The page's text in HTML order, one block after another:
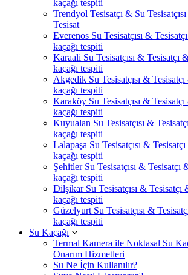
kaçağı tespiti
Trendyol Tesisatçı & Su
Tesisat
Everenos Su Tesisatçısı &
kaçağı tespiti
Karaali Su Tesisatçısı & Tesisatçı
kaçağı tespiti
Akgedik Su Tesisatçısı &
kaçağı tespiti
Karaköy Su Tesisatçısı &
kaçağı tespiti
Kuyualan Su Tesisatçısı &
kaçağı tespiti
Lalapaşa Su Tesisatçısı &
kaçağı tespiti
Şehitler Su Tesisatçısı & Tesisatçı
kaçağı tespiti
Dilşikar Su Tesisatçısı &
kaçağı tespiti
Güzelyurt Su Tesisatçısı &
kaçağı tespiti
Su Kaçağı
Termal Kamera ile Noktasal Su
Onarım Hizmetleri
Su Ne İçin Kullanılır?